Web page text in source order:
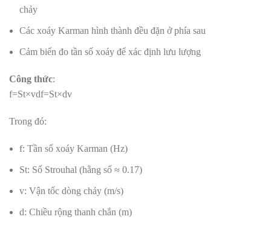
chảy
Các xoáy Karman hình thành đều đặn ở phía sau
Cảm biến đo tần số xoáy để xác định lưu lượng
Công thức:
f=St×vdf=St×dv
Trong đó:
f: Tần số xoáy Karman (Hz)
St: Số Strouhal (hằng số ≈ 0.17)
v: Vận tốc dòng chảy (m/s)
d: Chiều rộng thanh chắn (m)